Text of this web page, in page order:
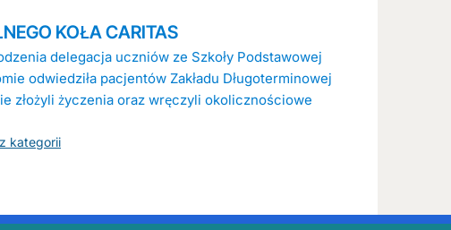
KOŁA CARITAS
delegacja uczniów ze Szkoły Podstawowej
odwiedziła pacjentów Zakładu Długoterminowej
złożyli życzenia oraz wręczyli okolicznościowe
kategorii